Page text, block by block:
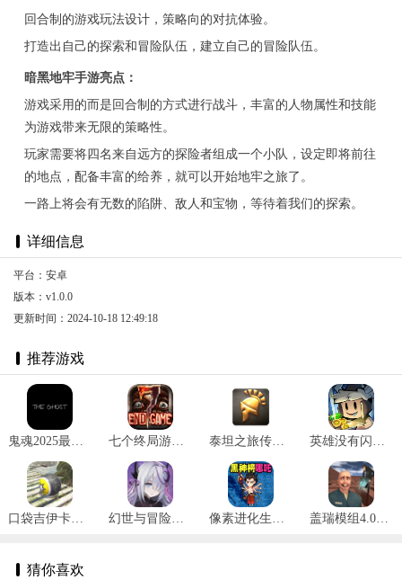
回合制的游戏玩法设计，策略向的对抗体验。
打造出自己的探索和冒险队伍，建立自己的冒险队伍。
暗黑地牢手游亮点：
游戏采用的而是回合制的方式进行战斗，丰富的人物属性和技能
为游戏带来无限的策略性。
玩家需要将四名来自远方的探险者组成一个小队，设定即将前往
的地点，配备丰富的给养，就可以开始地牢之旅了。
一路上将会有无数的陷阱、敌人和宝物，等待着我们的探索。
详细信息
平台：安卓
版本：v1.0.0
更新时间：2024-10-18 12:49:18
推荐游戏
鬼魂2025最新版 v1.32.5 七个终局游戏 v1.2.8 泰坦之旅传奇版完整版纯净版 v3.0.5141 英雄没有闪官网版 v1.4.0.0
口袋吉伊卡哇内置mod菜单版 v1.1.3 幻世与冒险国际服 v1.1.484 像素进化生存 v1.1 盖瑞模组4.0手机版 v1.0
猜你喜欢